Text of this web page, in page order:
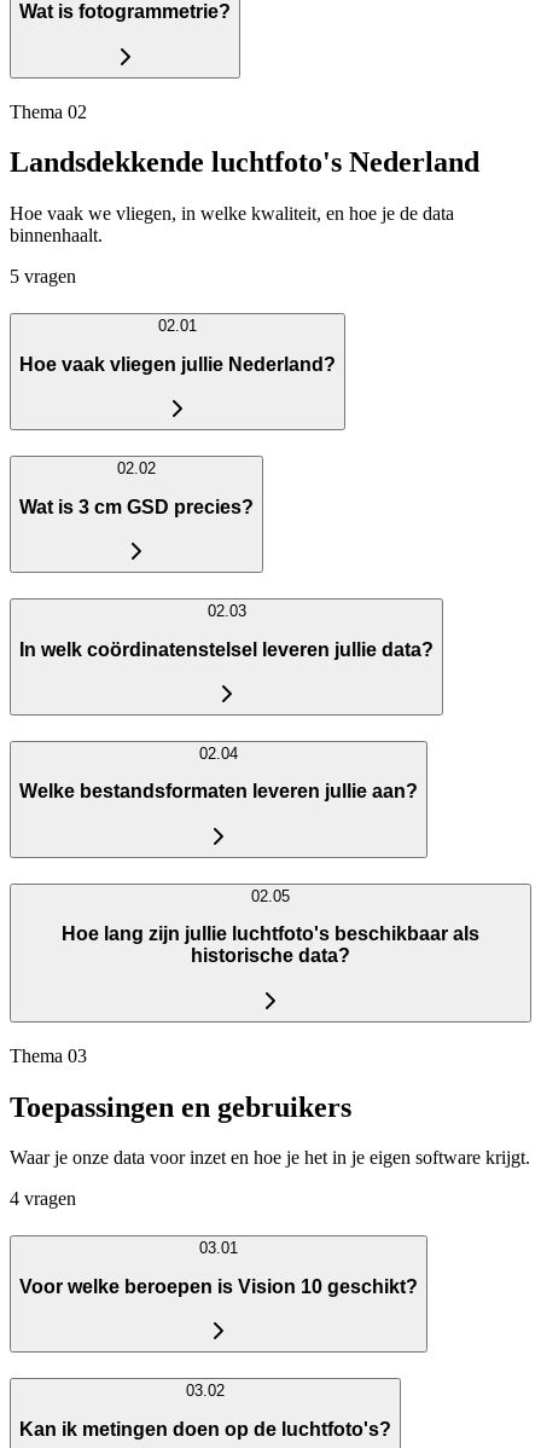
Wat is fotogrammetrie?
Thema 02
Landsdekkende luchtfoto's Nederland
Hoe vaak we vliegen, in welke kwaliteit, en hoe je de data
binnenhaalt.
5 vragen
02.01
Hoe vaak vliegen jullie Nederland?
02.02
Wat is 3 cm GSD precies?
02.03
In welk coördinatenstelsel leveren jullie data?
02.04
Welke bestandsformaten leveren jullie aan?
02.05
Hoe lang zijn jullie luchtfoto's beschikbaar als
historische data?
Thema 03
Toepassingen en gebruikers
Waar je onze data voor inzet en hoe je het in je eigen software krijgt.
4 vragen
03.01
Voor welke beroepen is Vision 10 geschikt?
03.02
Kan ik metingen doen op de luchtfoto's?